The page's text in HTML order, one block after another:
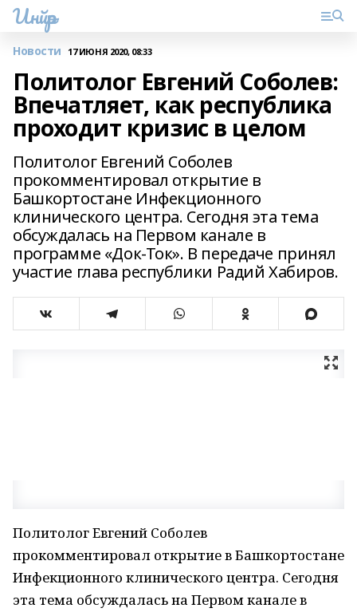
Инйәр
Новости 17 ИЮНЯ 2020, 08:33
Политолог Евгений Соболев:
Впечатляет, как республика
проходит кризис в целом
Политолог Евгений Соболев
прокомментировал открытие в
Башкортостане Инфекционного
клинического центра. Сегодня эта тема
обсуждалась на Первом канале в
программе «Док-Ток». В передаче принял
участие глава республики Радий Хабиров.
Политолог Евгений Соболев
прокомментировал открытие в Башкортостане
Инфекционного клинического центра. Сегодня
эта тема обсуждалась на Первом канале в